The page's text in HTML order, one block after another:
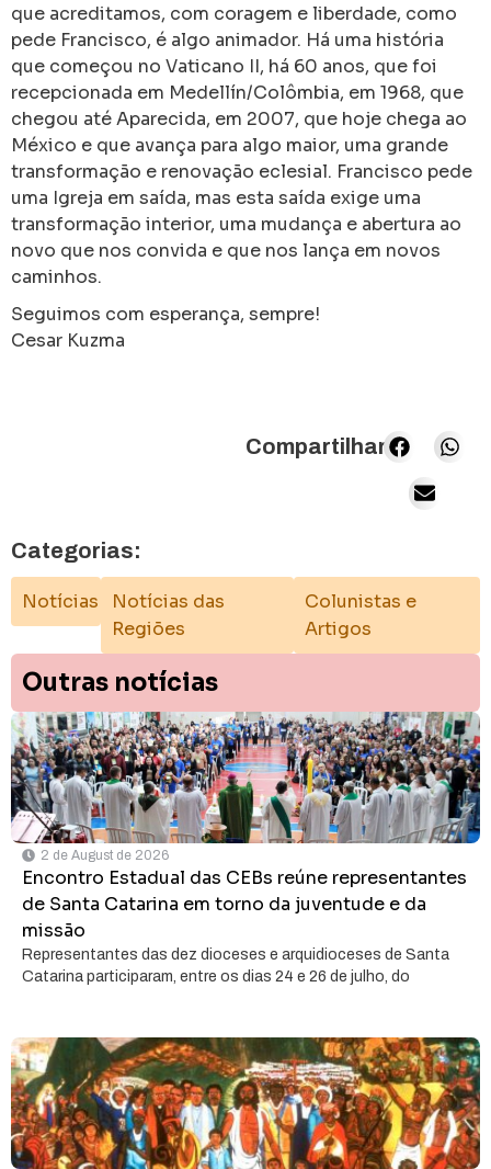
que acreditamos, com coragem e liberdade, como
pede Francisco, é algo animador. Há uma história
que começou no Vaticano II, há 60 anos, que foi
recepcionada em Medellín/Colômbia, em 1968, que
chegou até Aparecida, em 2007, que hoje chega ao
México e que avança para algo maior, uma grande
transformação e renovação eclesial. Francisco pede
uma Igreja em saída, mas esta saída exige uma
transformação interior, uma mudança e abertura ao
novo que nos convida e que nos lança em novos
caminhos.
Seguimos com esperança, sempre!
Cesar Kuzma
Compartilhar:
Categorias:
Notícias
Notícias das
Regiões
Colunistas e
Artigos
Outras notícias
2 de August de 2026
Encontro Estadual das CEBs reúne representantes
de Santa Catarina em torno da juventude e da
missão
Representantes das dez dioceses e arquidioceses de Santa
Catarina participaram, entre os dias 24 e 26 de julho, do